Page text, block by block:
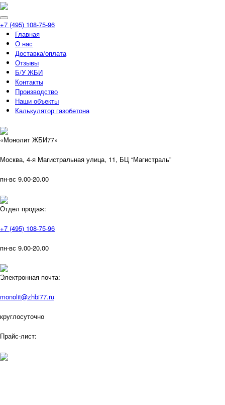
+7 (495) 108-75-96
Главная
О нас
Доставка/оплата
Отзывы
Б/У ЖБИ
Контакты
Производство
Наши объекты
Калькулятор газобетона
«Монолит ЖБИ77»
Москва, 4-я Магистральная улица, 11, ​БЦ “Магистраль”
пн-вс 9.00-20.00
Отдел продаж:
+7 (495) 108-75-96
пн-вс 9.00-20.00
Электронная почта:
monolit@zhbi77.ru
круглосуточно
Прайс-лист: